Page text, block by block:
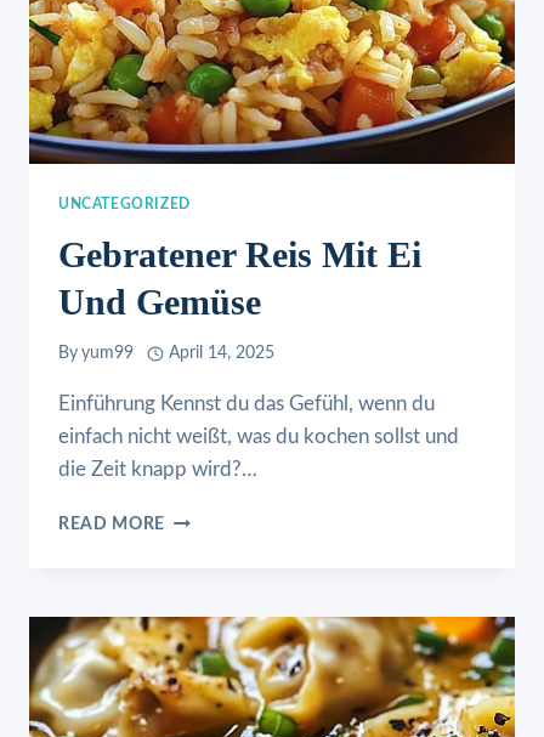
UNCATEGORIZED
Gebratener Reis Mit Ei
Und Gemüse
By yum99 April 14, 2025
Einführung Kennst du das Gefühl, wenn du
einfach nicht weißt, was du kochen sollst und
die Zeit knapp wird?…
READ MORE GEBRATENER
UND
GEMÜSE